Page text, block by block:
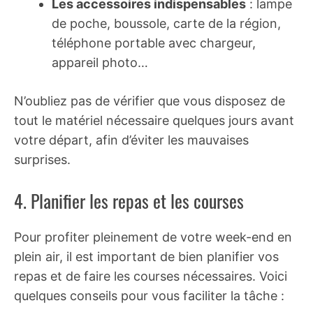
Les accessoires indispensables : lampe
de poche, boussole, carte de la région,
téléphone portable avec chargeur,
appareil photo…
N’oubliez pas de vérifier que vous disposez de
tout le matériel nécessaire quelques jours avant
votre départ, afin d’éviter les mauvaises
surprises.
4. Planifier les repas et les courses
Pour profiter pleinement de votre week-end en
plein air, il est important de bien planifier vos
repas et de faire les courses nécessaires. Voici
quelques conseils pour vous faciliter la tâche :